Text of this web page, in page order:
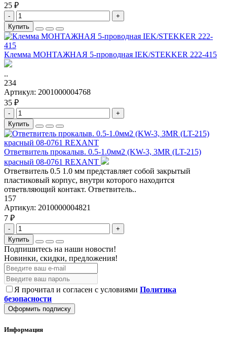
25 ₽
-
+
Купить
Клемма МОНТАЖНАЯ 5-проводная IEK/STEKKER 222-415
..
234
Артикул: 2001000004768
35 ₽
-
+
Купить
Ответвитель прокалыв. 0.5-1.0мм2 (KW-3, 3MR (LT-215)
красный 08-0761 REXANT
Ответвитель 0.5 1.0 мм представляет собой закрытый
пластиковый корпус, внутри которого находится
ответвляющий контакт. Ответвитель..
157
Артикул: 2010000004821
7 ₽
-
+
Купить
Подпишитесь на наши новости!
Новинки, скидки, предложения!
Я прочитал и согласен с условиями Политика
безопасности
Оформить подписку
Информация